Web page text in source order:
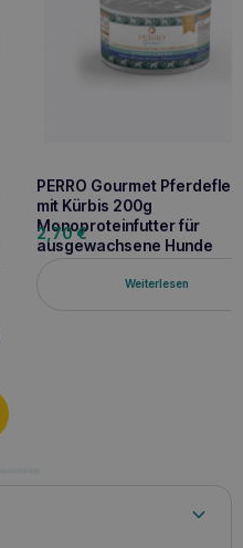
PERRO Gourmet
mit Kürbis 200g
Monoproteinfutter für
ausgewachsene Hunde
2,70€
Weiterlesen